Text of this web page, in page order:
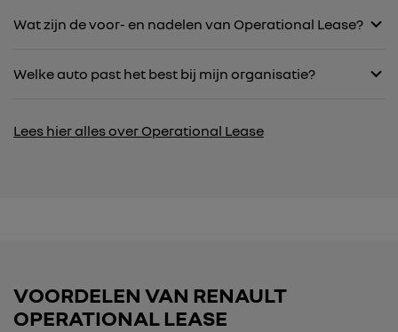
Wat zijn de voor- en nadelen van Operational Lease?
Welke auto past het best bij mijn organisatie?
Lees hier alles over Operational Lease
VOORDELEN VAN RENAULT
OPERATIONAL LEASE